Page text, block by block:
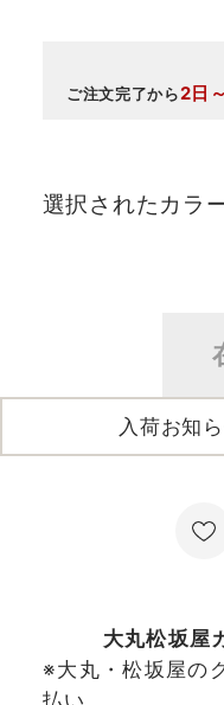
ご注文完了から2日
選択されたカラ
入荷お知
大丸松坂屋
※大丸・松坂屋の